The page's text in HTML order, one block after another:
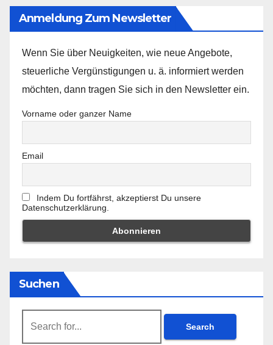
Anmeldung Zum Newsletter
Wenn Sie über Neuigkeiten, wie neue Angebote,
steuerliche Vergünstigungen u. ä. informiert werden
möchten, dann tragen Sie sich in den Newsletter ein.
Vorname oder ganzer Name
Email
Indem Du fortfährst, akzeptierst Du unsere
Datenschutzerklärung.
Suchen